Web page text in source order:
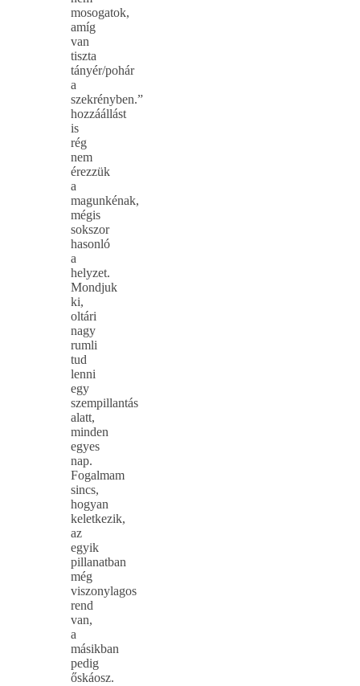
mosogatok,
amíg
van
tiszta
tányér/pohár
a
szekrényben.”
hozzáállást
is
rég
nem
érezzük
a
magunkénak,
mégis
sokszor
hasonló
a
helyzet.
Mondjuk
ki,
oltári
nagy
rumli
tud
lenni
egy
szempillantás
alatt,
minden
egyes
nap.
Fogalmam
sincs,
hogyan
keletkezik,
az
egyik
pillanatban
még
viszonylagos
rend
van,
a
másikban
pedig
őskáosz.